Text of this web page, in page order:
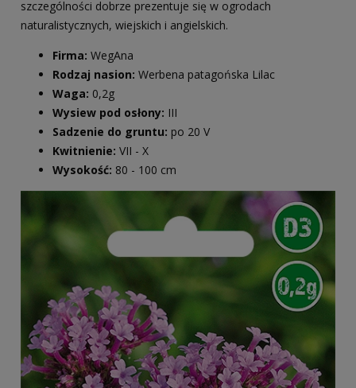
szczególności dobrze prezentuje się w ogrodach
naturalistycznych, wiejskich i angielskich.
Firma: WegAna
Rodzaj nasion: Werbena patagońska Lilac
Waga: 0,2g
Wysiew pod osłony: III
Sadzenie do gruntu: po 20 V
Kwitnienie: VII - X
Wysokość: 80 - 100 cm